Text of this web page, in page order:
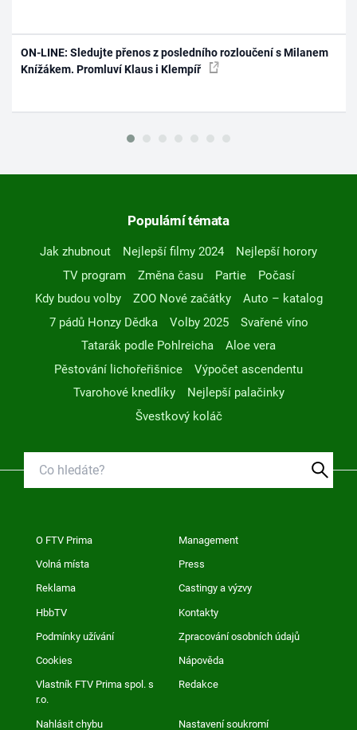
ON-LINE: Sledujte přenos z posledního rozloučení s Milanem
Knížákem. Promluví Klaus i Klempíř
Populární témata
Jak zhubnout Nejlepší filmy 2024
Nejlepší horory
TV program
Změna času Partie
Počasí
Kdy budou volby
ZOO Nové začátky
Auto – katalog
7 pádů Honzy Dědka
Volby 2025
Svařené víno
Tatarák podle Pohlreicha
Aloe vera
Pěstování lichořeřišnice
Výpočet ascendentu
Tvarohové knedlíky
Nejlepší palačinky
Švestkový koláč
O FTV Prima Management
Volná místa Press
Reklama Castingy a výzvy
HbbTV Kontakty
Podmínky užívání Zpracování osobních údajů
Cookies Nápověda
Vlastník FTV Prima spol. s
r.o.
Redakce
Nahlásit chybu Nastavení soukromí